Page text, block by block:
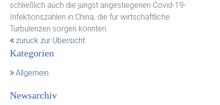
schließlich auch die jüngst angestiegenen Covid-19-
Infektionszahlen in China, die für wirtschaftliche
Turbulenzen sorgen könnten.
zurück zur Übersicht
Kategorien
Allgemein
Newsarchiv